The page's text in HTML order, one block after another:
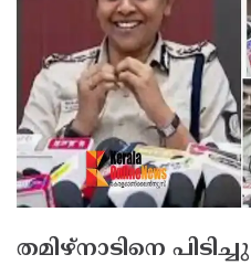
തമിഴ്‌നാടിനെ